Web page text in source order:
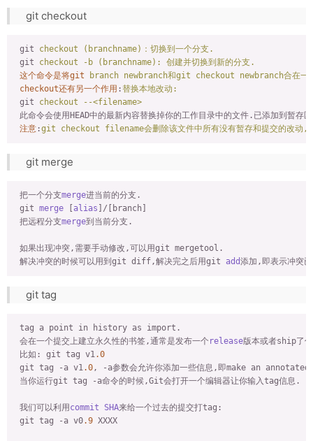
git checkout
git
checkout (branchname)：切换到一个分支.
git
checkout -b (branchname): 创建并切换到新的分支.
这个命令是将git
branch newbranch和git checkout newbranch合在一
checkout还有另一个作用 :替换本地改动:
git
checkout --<filename>
此命令会使用HEAD中的最新内容替换掉你的工作目录中的文件.已添加到暂存
注意 :git checkout filename会删除该文件中所有没有暂存和提交的改动,
git merge
把一个分支merge进当前的分支.
git merge alias ]/[branch]
把远程分支merge到当前分支.
如果出现冲突,需要手动修改,可以用git mergetool.
解决冲突的时候可以用到git diff,解决完之后用git add
git tag
tag a point in history as import.
会在一个提交上建立永久性的书签,通常是发布一个 release版本或者ship了
比如: git tag v1.0
git tag -a v1.0, -a参数会允许你添加一些信息,即make an
当你运行git tag -a命令的时候,Git会打开一个编辑器让你输入tag信息.
我们可以利用 commit SHA来给一个过去的提交打tag:
git tag -a v0.9 XXXX